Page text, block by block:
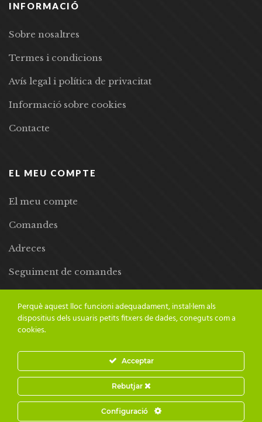
INFORMACIÓ
Sobre nosaltres
Termes i condicions
Avís legal i política de privacitat
Informació sobre cookies
Contacte
EL MEU COMPTE
El meu compte
Comandes
Adreces
Seguiment de comandes
© 2024 Adesiara Editorial | Tots els drets reservats | Preus amb
IVA inclòs |Grademorphic
Perquè aquest lloc funcioni adequadament, instal·lem als
dispositius dels usuaris petits fitxers de dades, coneguts com a
cookies.
Acceptar
Rebutjar
Configuració